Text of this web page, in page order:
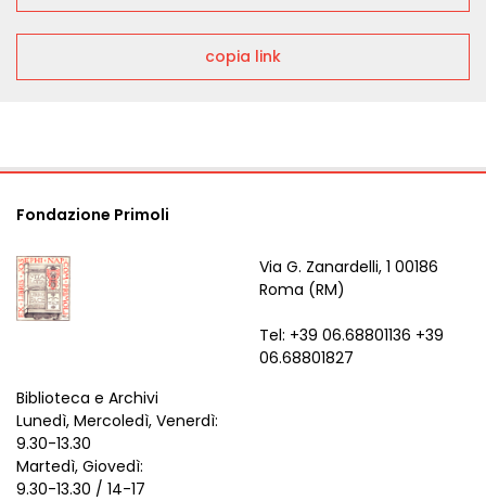
copia link
Fondazione Primoli
Via G. Zanardelli, 1 00186
Roma (RM)
Tel: +39 06.68801136 +39
06.68801827
Biblioteca e Archivi
Lunedì, Mercoledì, Venerdì:
9.30-13.30
Martedì, Giovedì:
9.30-13.30 / 14-17